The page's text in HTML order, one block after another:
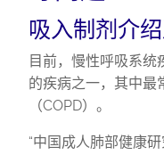
吸入制剂介
目前，慢性呼吸系统
的疾病之一，其中最
（COPD）。
“中国成人肺部健康